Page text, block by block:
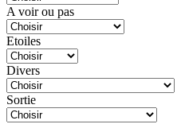
A voir ou pas
Etoiles
Divers
Sortie